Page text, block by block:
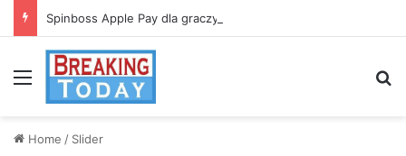
Spinboss Apple Pay dla graczy na iPhone
Menu
Home / Slider